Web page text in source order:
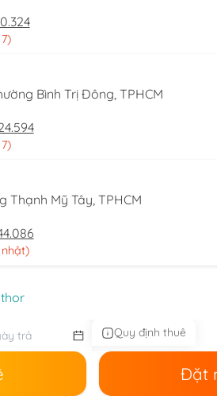
Bình Trị Đông, TPHCM
Thạnh Mỹ Tây, TPHCM
Quy định thuê
Đặt